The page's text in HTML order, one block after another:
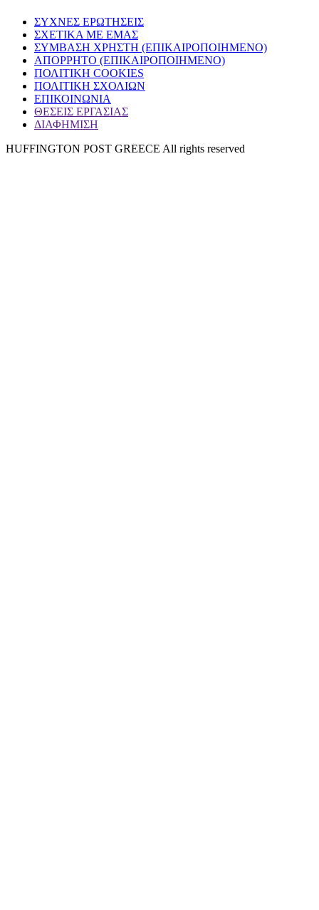
ΣΥΧΝΕΣ ΕΡΩΤΗΣΕΙΣ
ΣΧΕΤΙΚΑ ΜΕ ΕΜΑΣ
ΣΥΜΒΑΣΗ ΧΡΗΣΤΗ (ΕΠΙΚΑΙΡΟΠΟΙΗΜΕΝΟ)
ΑΠΟΡΡΗΤΟ (ΕΠΙΚΑΙΡΟΠΟΙΗΜΕΝΟ)
ΠΟΛΙΤΙΚΗ COOKIES
ΠΟΛΙΤΙΚΗ ΣΧΟΛΙΩΝ
ΕΠΙΚΟΙΝΩΝΙΑ
ΘΕΣΕΙΣ ΕΡΓΑΣΙΑΣ
ΔΙΑΦΗΜΙΣΗ
HUFFINGTON POST GREECE All rights reserved